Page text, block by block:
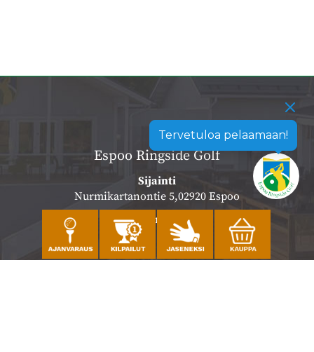
Tervetuloa pelaamaan!
Espoo Ringside Golf
Sijainti
Nurmikartanontie 5,02920 Espoo
Katso sijainti kartalla